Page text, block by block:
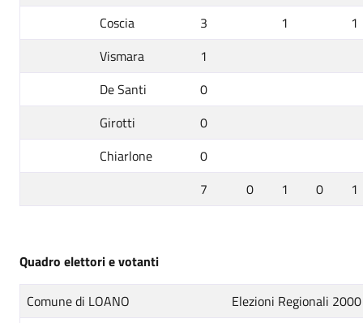
Coscia
3 1
1
Vismara
1
De Santi
0
Girotti
0
Chiarlone
0
7
0 1 0 1
Quadro elettori e votanti
Comune di LOANO
Elezioni Regionali 2000